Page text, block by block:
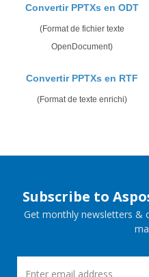
Convertir PPTXs en ODT
(Format de fichier texte
OpenDocument)
Convertir PPTXs en RTF
(Format de texte enrichi)
Subscribe to
Get monthly newsletters &